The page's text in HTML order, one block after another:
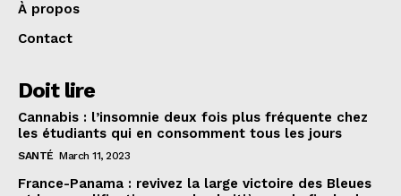
À propos
Contact
Doit lire
Cannabis : l’insomnie deux fois plus fréquente chez
les étudiants qui en consomment tous les jours
SANTÉ March 11, 2023
France-Panama : revivez la large victoire des Bleues